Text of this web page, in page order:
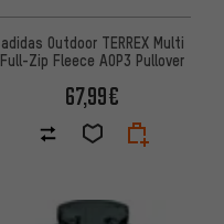
adidas Outdoor TERREX Multi
Full-Zip Fleece AOP3 Pullover
67,99€